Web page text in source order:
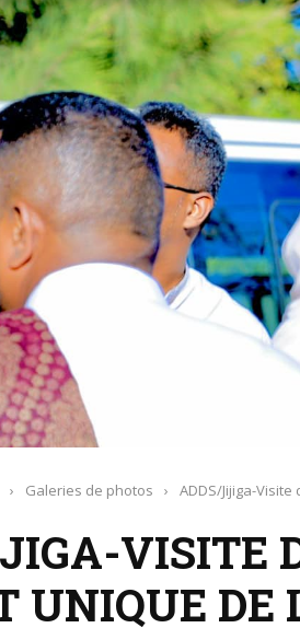
› Galeries de photos › ADDS/Jijiga-
VISITE
UNIQUE